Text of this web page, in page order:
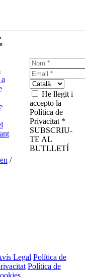
en /
He llegit i
accepto la
Política de
Privacitat *
SUBSCRIU-
TE AL
BUTLLETÍ
Legal Política de
Política de